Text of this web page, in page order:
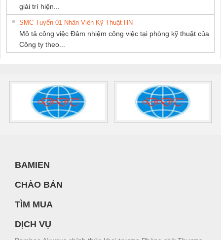
giải trí hiện...
SMC Tuyển 01 Nhân Viên Kỹ Thuật-HN
Mô tả công việc Đảm nhiệm công việc tại phòng kỹ thuật của
Công ty theo...
BAMIEN
CHÀO BÁN
TÌM MUA
DỊCH VỤ